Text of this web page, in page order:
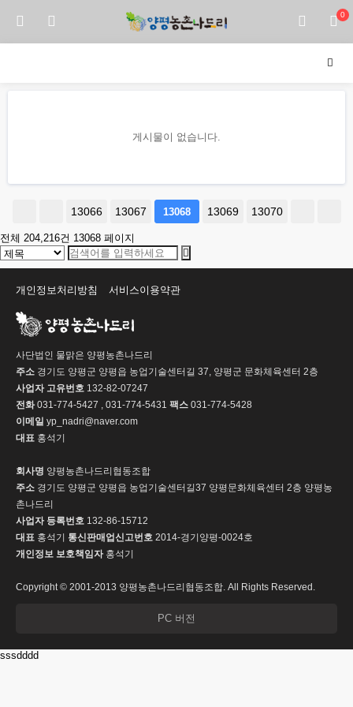
0
게시물이 없습니다.
13066 13067 13068 13069 13070
전체 204,216건 13068 페이지
개인정보처리방침 서비스이용약관
사단법인 물맑은 양평농촌나드리
주소 경기도 양평군 양평읍 농업기술센터길 37, 양평군 문화체육센터 2층
사업자 고유번호 132-82-07247
전화031-774-5427 , 031-774-5431 팩스 031-774-5428
이메일 yp_nadri@naver.com
대표 홍석기
회사명 양평농촌나드리협동조합
주소 경기도 양평군 양평읍 농업기술센터길37 양평문화체육센터 2층 양평농
촌나드리
사업자 등록번호 132-86-15712
대표 홍석기 통신판매업신고번호 2014-경기양평-0024호
개인정보 보호책임자홍석기
Copyright © 2001-2013 양평농촌나드리협동조합. All Rights Reserved.
PC 버전
sssdddd